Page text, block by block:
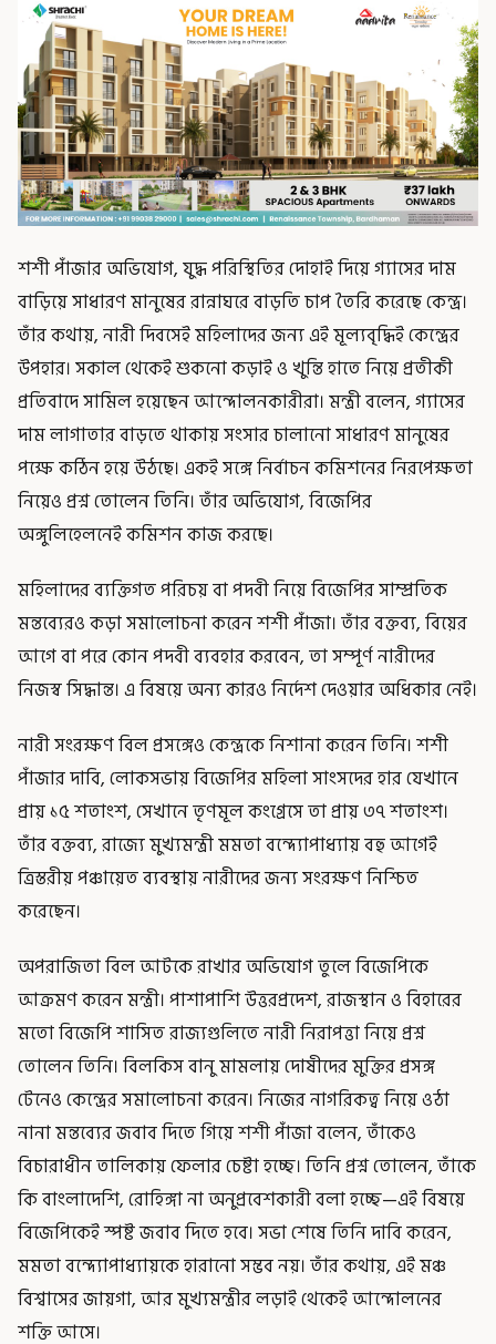
শশী পাঁজার অভিযোগ, যুদ্ধ পরিস্থিতির দোহাই দিয়ে গ্যাসের দাম
বাড়িয়ে সাধারণ মানুষের রান্নাঘরে বাড়তি চাপ তৈরি করেছে কেন্দ্র।
তাঁর কথায়, নারী দিবসেই মহিলাদের জন্য এই মূল্যবৃদ্ধিই কেন্দ্রের
উপহার। সকাল থেকেই শুকনো কড়াই ও খুন্তি হাতে নিয়ে প্রতীকী
প্রতিবাদে সামিল হয়েছেন আন্দোলনকারীরা। মন্ত্রী বলেন, গ্যাসের
দাম লাগাতার বাড়তে থাকায় সংসার চালানো সাধারণ মানুষের
পক্ষে কঠিন হয়ে উঠছে। একই সঙ্গে নির্বাচন কমিশনের নিরপেক্ষতা
নিয়েও প্রশ্ন তোলেন তিনি। তাঁর অভিযোগ, বিজেপির
অঙ্গুলিহেলনেই কমিশন কাজ করছে।
মহিলাদের ব্যক্তিগত পরিচয় বা পদবী নিয়ে বিজেপির সাম্প্রতিক
মন্তব্যেরও কড়া সমালোচনা করেন শশী পাঁজা। তাঁর বক্তব্য, বিয়ের
আগে বা পরে কোন পদবী ব্যবহার করবেন, তা সম্পূর্ণ নারীদের
নিজস্ব সিদ্ধান্ত। এ বিষয়ে অন্য কারও নির্দেশ দেওয়ার অধিকার নেই।
নারী সংরক্ষণ বিল প্রসঙ্গেও কেন্দ্রকে নিশানা করেন তিনি। শশী
পাঁজার দাবি, লোকসভায় বিজেপির মহিলা সাংসদের হার যেখানে
প্রায় ১৫ শতাংশ, সেখানে তৃণমূল কংগ্রেসে তা প্রায় ৩৭ শতাংশ।
তাঁর বক্তব্য, রাজ্যে মুখ্যমন্ত্রী মমতা বন্দ্যোপাধ্যায় বহু আগেই
ত্রিস্তরীয় পঞ্চায়েত ব্যবস্থায় নারীদের জন্য সংরক্ষণ নিশ্চিত
করেছেন।
অপরাজিতা বিল আটকে রাখার অভিযোগ তুলে বিজেপিকে
আক্রমণ করেন মন্ত্রী। পাশাপাশি উত্তরপ্রদেশ, রাজস্থান ও বিহারের
মতো বিজেপি শাসিত রাজ্যগুলিতে নারী নিরাপত্তা নিয়ে প্রশ্ন
তোলেন তিনি। বিলকিস বানু মামলায় দোষীদের মুক্তির প্রসঙ্গ
টেনেও কেন্দ্রের সমালোচনা করেন। নিজের নাগরিকত্ব নিয়ে ওঠা
নানা মন্তব্যের জবাব দিতে গিয়ে শশী পাঁজা বলেন, তাঁকেও
বিচারাধীন তালিকায় ফেলার চেষ্টা হচ্ছে। তিনি প্রশ্ন তোলেন, তাঁকে
কি বাংলাদেশি, রোহিঙ্গা না অনুপ্রবেশকারী বলা হচ্ছে—এই বিষয়ে
বিজেপিকেই স্পষ্ট জবাব দিতে হবে। সভা শেষে তিনি দাবি করেন,
মমতা বন্দ্যোপাধ্যায়কে হারানো সম্ভব নয়। তাঁর কথায়, এই মঞ্চ
বিশ্বাসের জায়গা, আর মুখ্যমন্ত্রীর লড়াই থেকেই আন্দোলনের
শক্তি আসে।